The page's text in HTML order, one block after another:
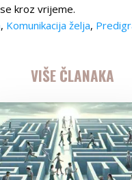
kroz vrijeme.
, Komunikacija želja,
VIŠE ČLANAKA